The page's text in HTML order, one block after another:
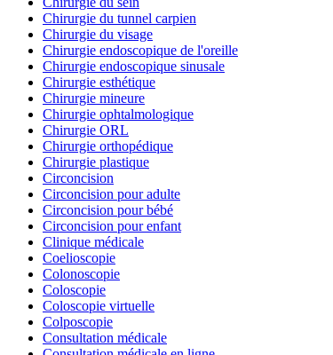
Chirurgie du tunnel carpien
Chirurgie du visage
Chirurgie endoscopique de l'oreille
Chirurgie endoscopique sinusale
Chirurgie esthétique
Chirurgie mineure
Chirurgie ophtalmologique
Chirurgie ORL
Chirurgie orthopédique
Chirurgie plastique
Circoncision
Circoncision pour adulte
Circoncision pour bébé
Circoncision pour enfant
Clinique médicale
Coelioscopie
Colonoscopie
Coloscopie
Coloscopie virtuelle
Colposcopie
Consultation médicale